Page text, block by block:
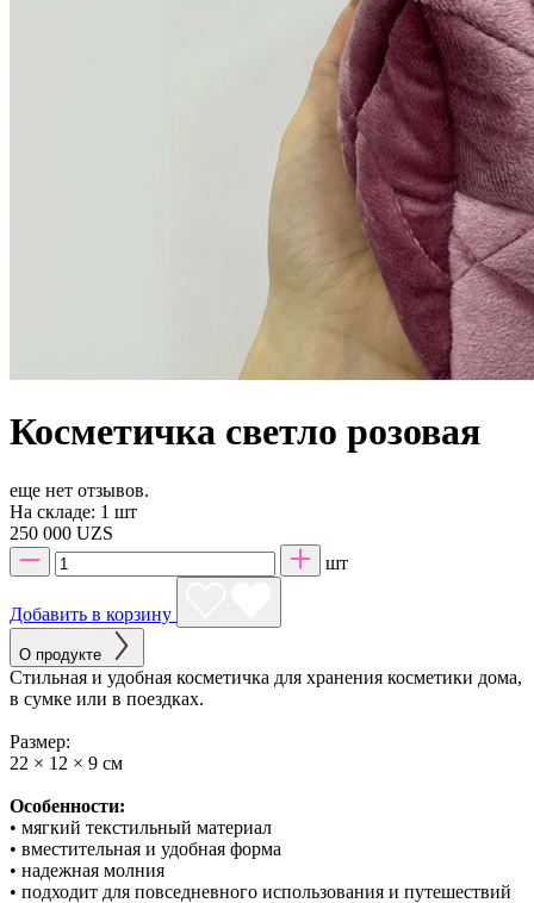
Косметичка светло розовая
еще нет отзывов.
На складе: 1 шт
250 000 UZS
шт
Добавить в корзину
О продукте
Стильная и удобная косметичка для хранения косметики дома,
в сумке или в поездках.
Размер:
22 × 12 × 9 см
Особенности:
• мягкий текстильный материал
• вместительная и удобная форма
• надежная молния
• подходит для повседневного использования и путешествий